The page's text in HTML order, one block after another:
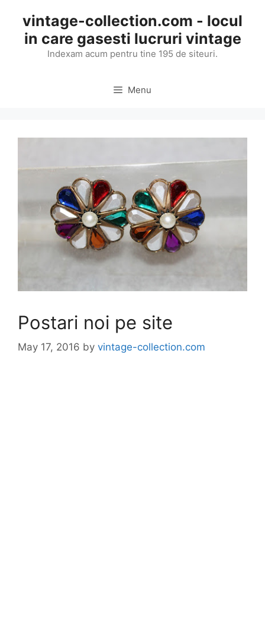
content
vintage-collection.com - locul
in care gasesti lucruri vintage
Indexam acum pentru tine 195 de siteuri.
Menu
Postari noi pe site
May 17, 2016 by vintage-collection.com